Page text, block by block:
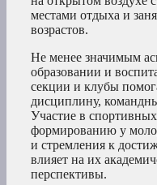
местами отдыха и
возрастов.
Не менее значимым
образовании и
секции и клубы
дисциплину,
Участие в
формированию у
и стремления к
влияет на их
перспективы.